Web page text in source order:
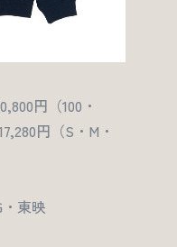
円（100・
円（S・M・
東映